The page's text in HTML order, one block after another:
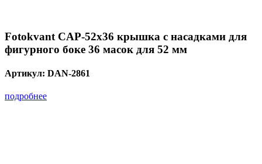
Fotokvant CAP-52х36 крышка с насадками для
фигурного боке 36 масок для 52 мм
Артикул: DAN-2861
подробнее